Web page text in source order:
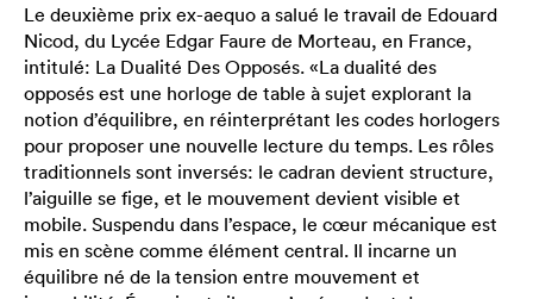
Le deuxième prix ex-aequo a salué le travail de Edouard
Nicod, du Lycée Edgar Faure de Morteau, en France,
intitulé: La Dualité Des Opposés. «La dualité des
opposés est une horloge de table à sujet explorant la
notion d’équilibre, en réinterprétant les codes horlogers
pour proposer une nouvelle lecture du temps. Les rôles
traditionnels sont inversés: le cadran devient structure,
l’aiguille se fige, et le mouvement devient visible et
mobile. Suspendu dans l’espace, le cœur mécanique est
mis en scène comme élément central. Il incarne un
équilibre né de la tension entre mouvement et